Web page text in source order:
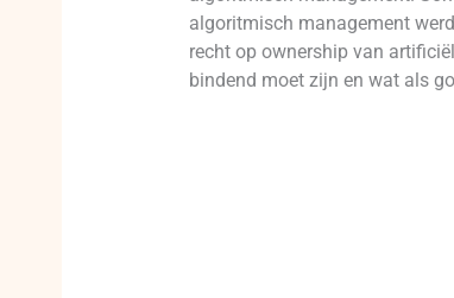
algoritmisch management
recht op ownership van
bindend moet zijn en wat als